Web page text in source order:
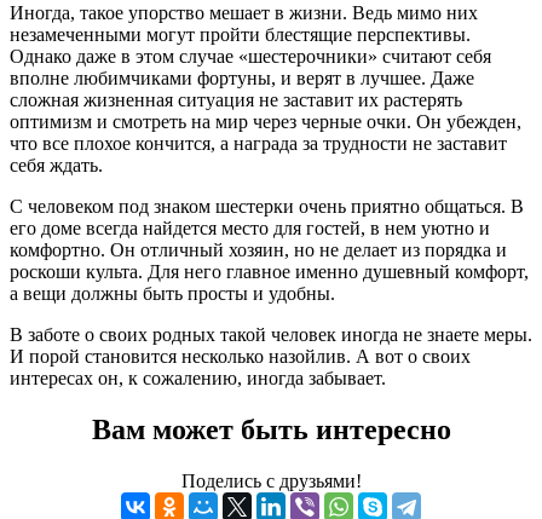
Иногда, такое упорство мешает в жизни. Ведь мимо них
незамеченными могут пройти блестящие перспективы.
Однако даже в этом случае «шестерочники» считают себя
вполне любимчиками фортуны, и верят в лучшее. Даже
сложная жизненная ситуация не заставит их растерять
оптимизм и смотреть на мир через черные очки. Он убежден,
что все плохое кончится, а награда за трудности не заставит
себя ждать.
С человеком под знаком шестерки очень приятно общаться. В
его доме всегда найдется место для гостей, в нем уютно и
комфортно. Он отличный хозяин, но не делает из порядка и
роскоши культа. Для него главное именно душевный комфорт,
а вещи должны быть просты и удобны.
В заботе о своих родных такой человек иногда не знаете меры.
И порой становится несколько назойлив. А вот о своих
интересах он, к сожалению, иногда забывает.
Вам может быть интересно
Поделись с друзьями!